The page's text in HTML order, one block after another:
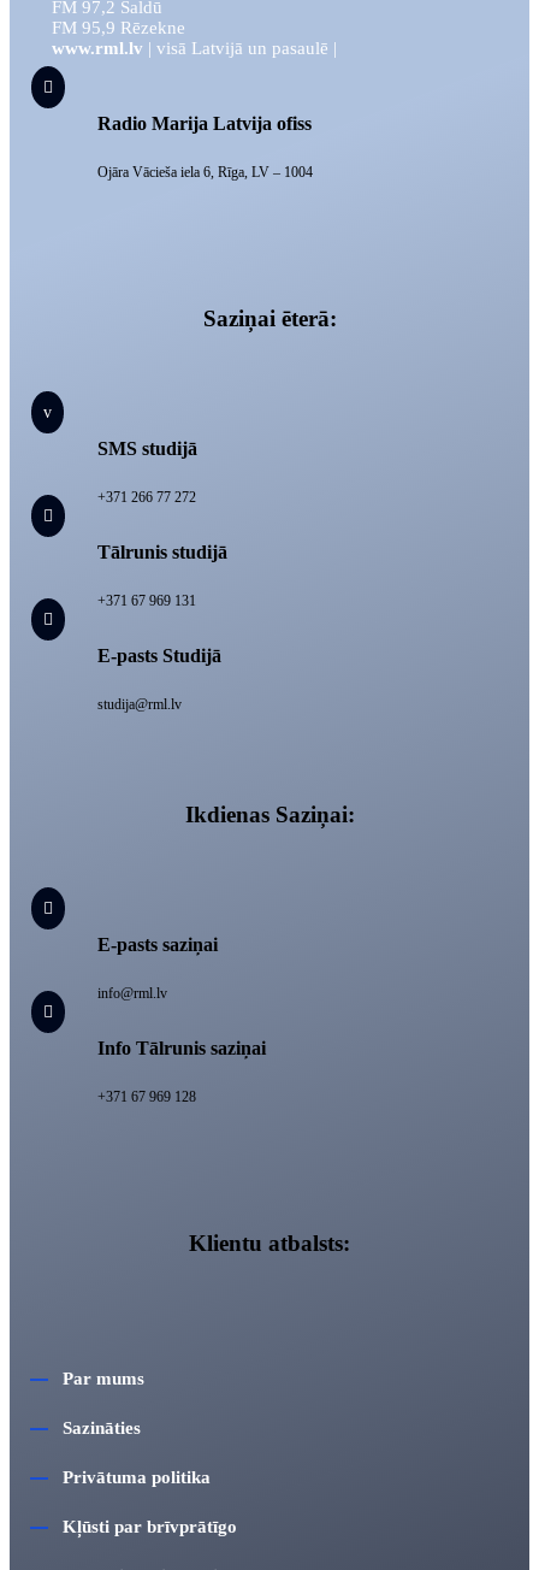
FM 97,2 Saldū
FM 95,9 Rēzekne
www.rml.lv | visā Latvijā un pasaulē |

Radio Marija Latvija ofiss
Ojāra Vācieša iela 6, Rīga, LV – 1004
Saziņai ēterā:
v
SMS studijā
+371 266 77 272

Tālrunis studijā
+371 67 969 131

E-pasts Studijā
studija@rml.lv
Ikdienas Saziņai:

E-pasts saziņai
info@rml.lv

Info Tālrunis saziņai
+371 67 969 128
Klientu atbalsts:
Par mums
Sazināties
Privātuma politika
Kļūsti par brīvprātīgo